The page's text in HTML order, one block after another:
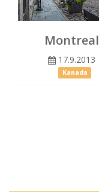
Montreal
17.9.2013
Kanada